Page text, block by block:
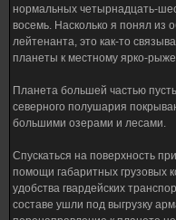
нормальных четырнадцать-
восемь. Насколько я понял из
лейтенанта, это как-то
планеты к местному ярко-
Планета большей частью
северного полушария
большими озерами и лесами.
Спускаться на поверхность
помощи габаритных грузовых
удобства гвардейских
составе ушли под выгрузку